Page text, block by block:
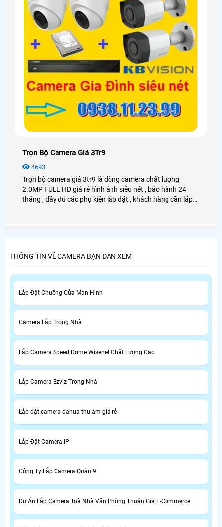
Trọn Bộ Camera Giá 3Tr9
4693
Trọn bộ camera giá 3tr9 là dòng camera chất lượng
2.0MP FULL HD giá rẻ hình ảnh siêu nét , bảo hành 24
tháng , đầy đủ các phụ kiện lắp đặt , khách hàng cần lắp
THÔNG TIN VỀ CAMERA BẠN ĐAN XEM
Lắp Đặt Chuông Cửa Màn Hình
Camera Lắp Trong Nhà
Lắp Camera Speed Dome Wisenet Chất Lượng Cao
Lắp Camera Ezviz Trong Nhà
Lắp đặt camera dahua thu âm giá rẻ
Lắp Đặt Camera IP
Công Ty Lắp Camera Quận 9
Dự Án Lắp Camera Toà Nhà Văn Phòng Thuận Gia E-Commerce